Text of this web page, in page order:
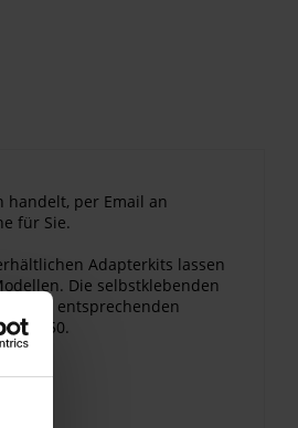
handelt, per Email an
für Sie.
Adapterkits lassen
Die selbstklebenden
der entsprechenden
'47-'50.